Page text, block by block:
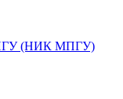
(НИК МПГУ)